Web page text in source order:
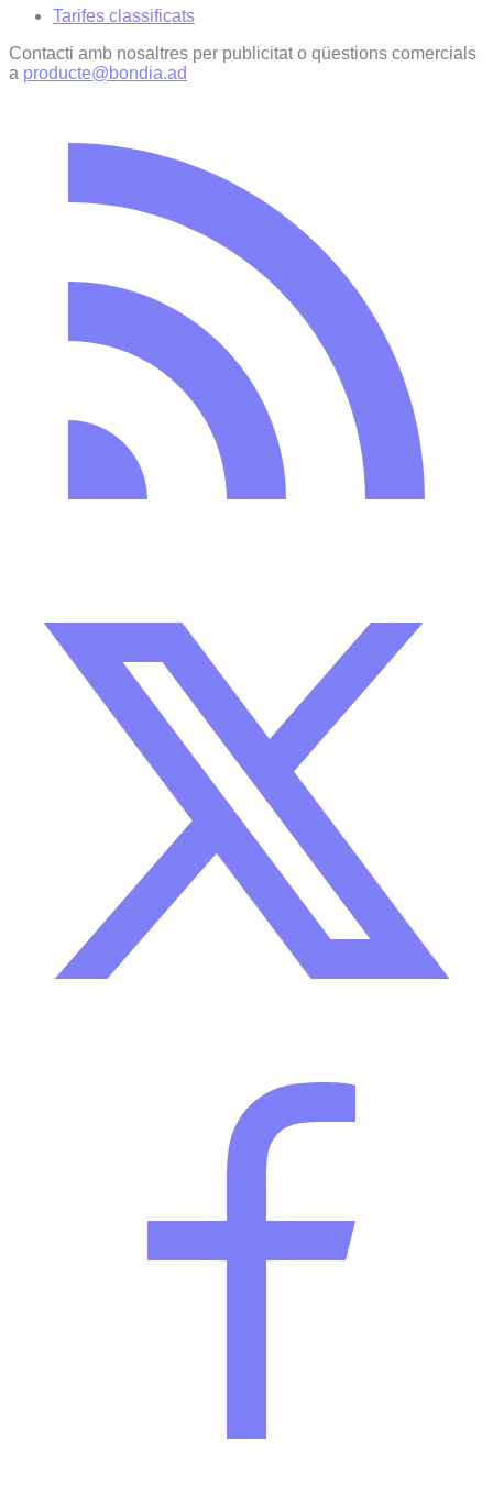
Tarifes classificats
Contacti amb nosaltres per publicitat o qüestions comercials
a producte@bondia.ad